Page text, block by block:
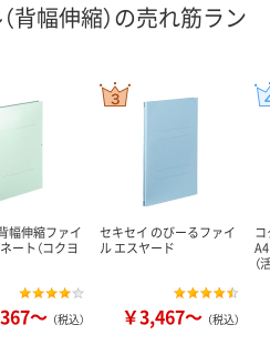
背幅伸縮）の売れ筋ラン
幅伸縮ファイ
ート（コクヨ
～ （税込）
セキセイ のびーるファイ
ル エスヤード
￥3,467～ （税込）